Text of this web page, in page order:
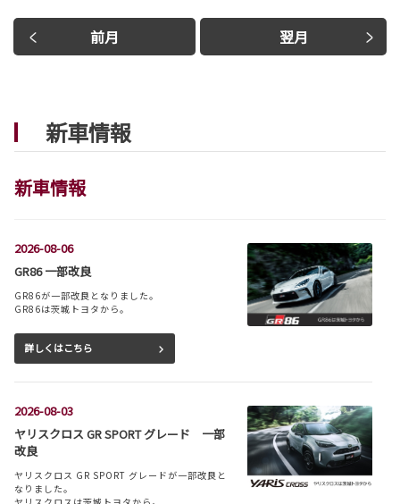
前月 翌月
新車情報
新車情報
2026-08-06
GR86 一部改良
GR86が一部改良となりました。
GR86は茨城トヨタから。
詳しくはこちら
2026-08-03
ヤリスクロス GR SPORT グレード 一部
改良
ヤリスクロス GR SPORT グレードが一部改良と
なりました。